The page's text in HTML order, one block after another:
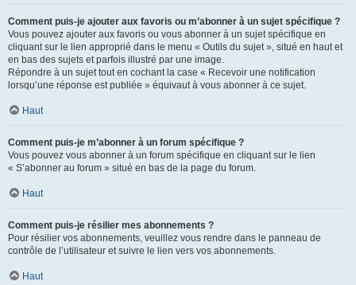
Comment puis-je ajouter aux favoris ou m’abonner à un sujet spécifique ?
Vous pouvez ajouter aux favoris ou vous abonner à un sujet spécifique en
cliquant sur le lien approprié dans le menu « Outils du sujet », situé en haut et
en bas des sujets et parfois illustré par une image.
Répondre à un sujet tout en cochant la case « Recevoir une notification
lorsqu’une réponse est publiée » équivaut à vous abonner à ce sujet.
Haut
Comment puis-je m’abonner à un forum spécifique ?
Vous pouvez vous abonner à un forum spécifique en cliquant sur le lien
« S’abonner au forum » situé en bas de la page du forum.
Haut
Comment puis-je résilier mes abonnements ?
Pour résilier vos abonnements, veuillez vous rendre dans le panneau de
contrôle de l’utilisateur et suivre le lien vers vos abonnements.
Haut